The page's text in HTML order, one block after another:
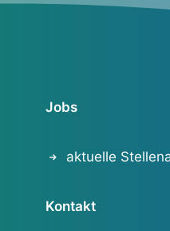
Jobs
aktuelle
Kontakt